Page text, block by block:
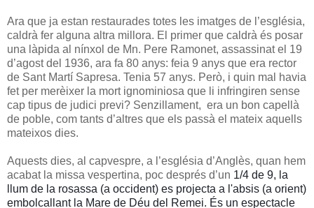
Ara que ja estan restaurades totes les imatges de l’església,
caldrà fer alguna altra millora. El primer que caldrà és posar
una làpida al nínxol de Mn. Pere Ramonet, assassinat el 19
d’agost del 1936, ara fa 80 anys: feia 9 anys que era rector
de Sant Martí Sapresa. Tenia 57 anys. Però, i quin mal havia
fet per merèixer la mort ignominiosa que li infringiren sense
cap tipus de judici previ? Senzillament, era un bon capellà
de poble, com tants d’altres que els passà el mateix aquells
mateixos dies.
Aquests dies, al capvespre, a l’església d’Anglès, quan hem
acabat la missa vespertina, poc després d’un 1/4 de 9, la
llum de la rosassa (a occident) es projecta a l'absis (a orient)
embolcallant la Mare de Déu del Remei. És un espectacle